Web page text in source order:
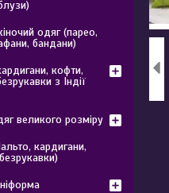
одяг (парео,
бандани)
кофти,
з Індії
великого розміру
кардигани,